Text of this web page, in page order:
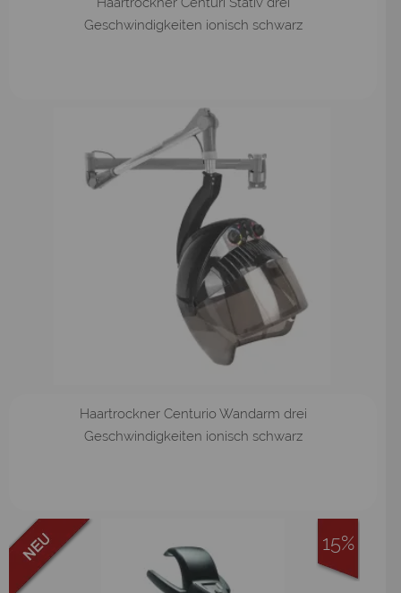
Geschwindigkeiten ionisch schwarz
Haartrockner Centurio Wandarm drei
Geschwindigkeiten ionisch schwarz
15%